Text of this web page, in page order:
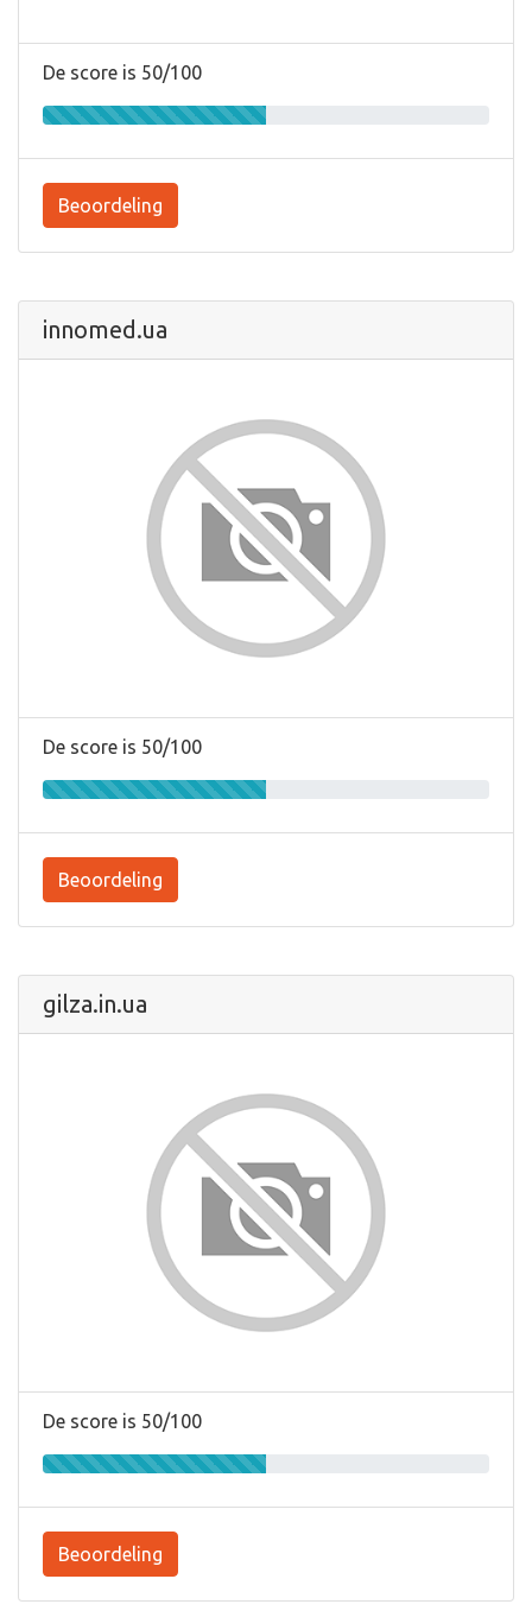
De score is 50/100
Beoordeling
innomed.ua
De score is 50/100
Beoordeling
gilza.in.ua
De score is 50/100
Beoordeling